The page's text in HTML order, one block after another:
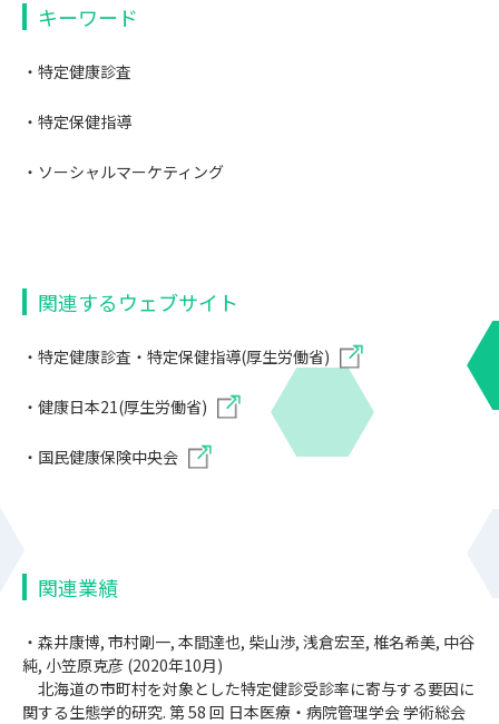
キーワード
・特定健康診査
・特定保健指導
・ソーシャルマーケティング
関連するウェブサイト
・ 特定健康診査・特定保健指導(厚生労働省)
・ 健康日本21(厚生労働省)
・ 国民健康保険中央会
関連業績
・森井康博, 市村剛一, 本間達也, 柴山渉, 浅倉宏至, 椎名希美, 中谷
純, 小笠原克彦 (2020年10月)
北海道の市町村を対象とした特定健診受診率に寄与する要因に
関する生態学的研究. 第 58 回 日本医療・病院管理学会 学術総会